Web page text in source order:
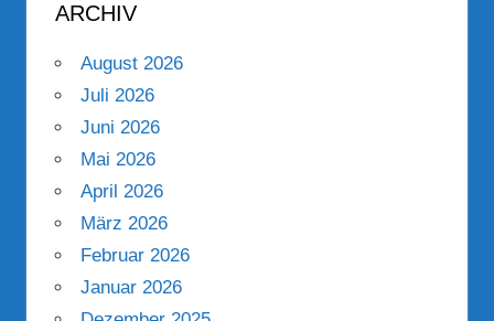
ARCHIV
August 2026
Juli 2026
Juni 2026
Mai 2026
April 2026
März 2026
Februar 2026
Januar 2026